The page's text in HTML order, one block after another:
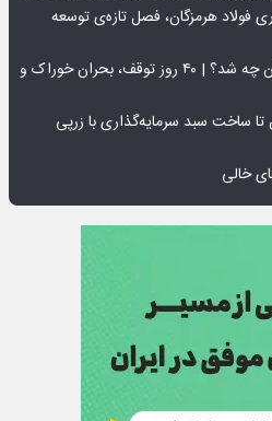
فولاد هرمزگان، فصل تازه‌ی توسعه
افق ۱۵ میلیون تنی فولاد سنگان چه شد؟ | ۴۰ روز توقف، بحران خوراک و
تا ساخت سبد سرمایه‌گذاری با زرپی
خالی